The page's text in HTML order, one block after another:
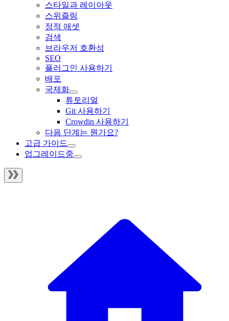
스타일과 레이아웃
스위즐링
정적 애셋
검색
브라우저 호환성
SEO
플러그인 사용하기
배포
국제화
튜토리얼
Git 사용하기
Crowdin 사용하기
다음 단계는 뭔가요?
고급 가이드
업그레이드중